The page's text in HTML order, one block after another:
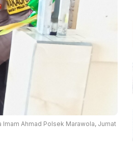
Ahmad Polsek Marawola, Jumat